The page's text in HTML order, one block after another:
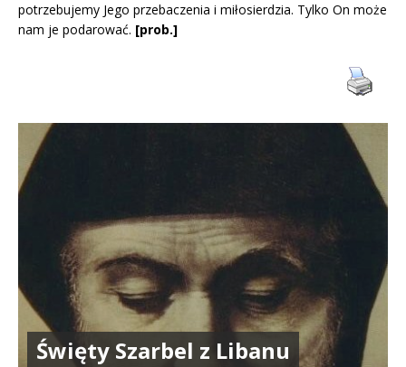
potrzebujemy Jego przebaczenia i miłosierdzia. Tylko On może
nam je podarować. [prob.]
Święty Szarbel z Libanu